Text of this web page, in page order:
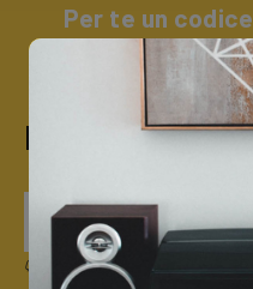
Per te un
catalogo Trevi +
Iscriviti alla
Quando invii il modulo, controlla la